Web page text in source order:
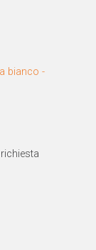
bianco -